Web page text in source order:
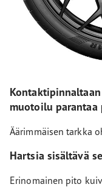
muotoilu parantaa
Äärimmäisen tarkka
Hartsia sisältävä
Erinomainen pito